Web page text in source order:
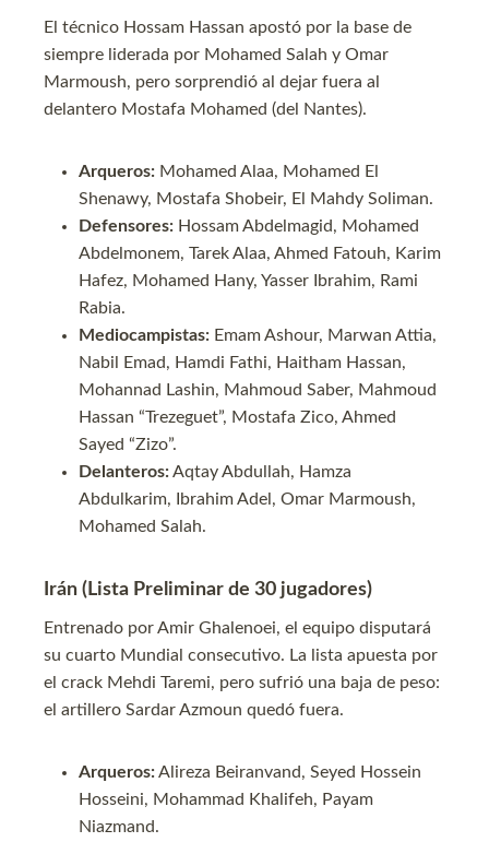
El técnico Hossam Hassan apostó por la base de
siempre liderada por Mohamed Salah y Omar
Marmoush, pero sorprendió al dejar fuera al
delantero Mostafa Mohamed (del Nantes).
Arqueros: Mohamed Alaa, Mohamed El
Shenawy, Mostafa Shobeir, El Mahdy Soliman.
Defensores: Hossam Abdelmagid, Mohamed
Abdelmonem, Tarek Alaa, Ahmed Fatouh, Karim
Hafez, Mohamed Hany, Yasser Ibrahim, Rami
Rabia.
Mediocampistas: Emam Ashour, Marwan Attia,
Nabil Emad, Hamdi Fathi, Haitham Hassan,
Mohannad Lashin, Mahmoud Saber, Mahmoud
Hassan “Trezeguet”, Mostafa Zico, Ahmed
Sayed “Zizo”.
Delanteros:Aqtay Abdullah, Hamza
Abdulkarim, Ibrahim Adel, Omar Marmoush,
Mohamed Salah.
Irán (Lista Preliminar de 30 jugadores)
Entrenado por Amir Ghalenoei, el equipo disputará
su cuarto Mundial consecutivo. La lista apuesta por
el crack Mehdi Taremi, pero sufrió una baja de peso:
el artillero Sardar Azmoun quedó fuera.
Arqueros:Alireza Beiranvand, Seyed Hossein
Hosseini, Mohammad Khalifeh, Payam
Niazmand.